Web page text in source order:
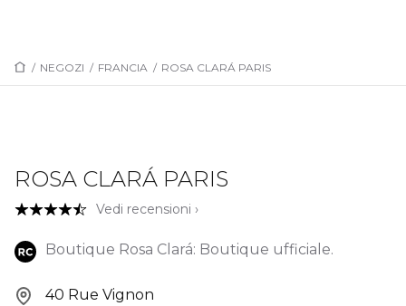
/ NEGOZI / FRANCIA / ROSA CLARÁ PARIS
ROSA CLARÁ PARIS
Vedi recensioni ›
Boutique Rosa Clará: Boutique ufficiale.
40 Rue Vignon